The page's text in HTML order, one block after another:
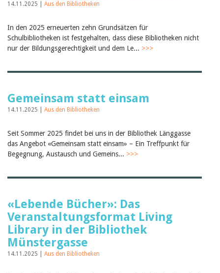
Autoren
Birgit Libiszewski
Ursula Strahm
Sandra Dettwyler
Andrea Grichting
Therese von Weissenfluh
Nicole Rothen
Alle Autoren
Archiv
Juli 2026
März 2026
September 2025
Juli 2025
Juni 2025
März 2025
Februar 2025
2024
14.11.2025 | Aus den Bibliotheken
In den 2025 erneuerten zehn Grundsätzen für
Schulbibliotheken ist festgehalten, dass diese Bibliotheken nicht
nur der Bildungsgerechtigkeit und dem Le... >>>
Gemeinsam statt einsam
14.11.2025 | Aus den Bibliotheken
Seit Sommer 2025 findet bei uns in der Bibliothek Länggasse
das Angebot «Gemeinsam statt einsam» – Ein Treffpunkt für
Begegnung, Austausch und Gemeins... >>>
«Lebende Bücher»: Das
Veranstaltungsformat Living
Library in der Bibliothek
Münstergasse
14.11.2025 | Aus den Bibliotheken